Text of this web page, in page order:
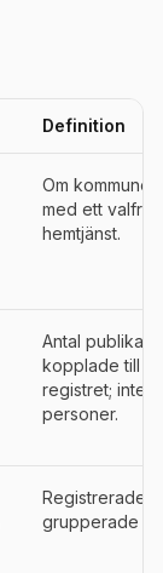
Definition
Om
med ett
hemtjänst.
Antal publika
kopplade till
registret; inte
personer.
Registrerade
grupperade